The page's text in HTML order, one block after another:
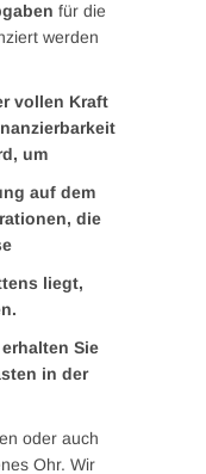
für die
werden
vollen Kraft
um
auf dem
die
liegt,
Sie
in der
oder auch
Ohr. Wir